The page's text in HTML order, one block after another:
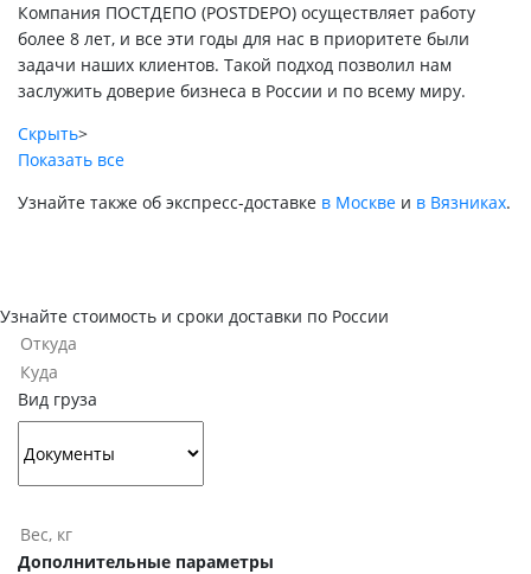
Компания ПОСТДЕПО (POSTDEPO) осуществляет работу
более 8 лет, и все эти годы для нас в приоритете были
задачи наших клиентов. Такой подход позволил нам
заслужить доверие бизнеса в России и по всему миру.
Скрыть>
Показать все
Узнайте также об экспресс-доставке в Москве и в Вязниках.
Узнайте стоимость и сроки доставки по России
Вид груза
Дополнительные параметры